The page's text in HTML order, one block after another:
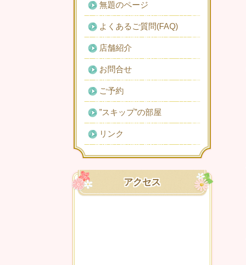
無題のページ
よくあるご質問(FAQ)
店舗紹介
お問合せ
ご予約
”スキップ”の部屋
リンク
アクセス